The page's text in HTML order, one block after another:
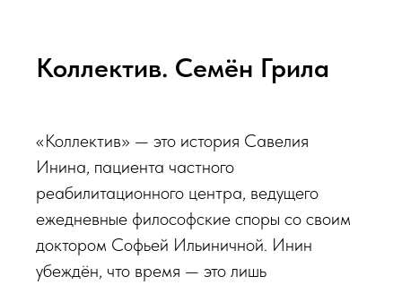
Коллектив. Семён Грила
«Коллектив» — это история Савелия
Инина, пациента частного
реабилитационного центра, ведущего
ежедневные философские споры со своим
доктором Софьей Ильиничной. Инин
убеждён, что время — это лишь